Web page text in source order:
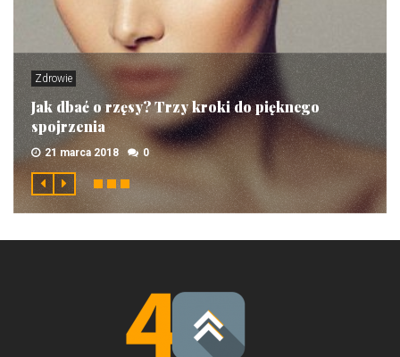
Zdrowie
Jak dbać o rzęsy? Trzy kroki do pięknego
spojrzenia
21 marca 2018 0